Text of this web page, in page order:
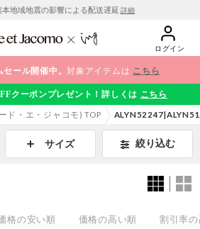
本地域地震の影響による配送遅延 詳細
ログイン
セール開催中。対象アイテムは こちら
クーポンプレゼント！詳しくは こちら
ド・エ・ジャコモ) TOP
サイズ 絞り込む
格の安い順 価格の高い順 割引率